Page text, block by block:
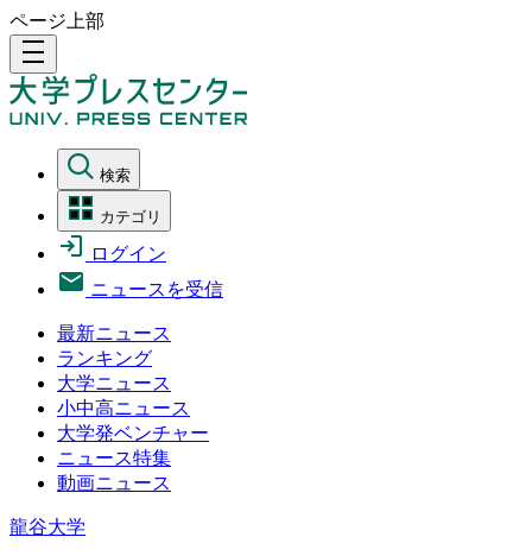
ページ上部
density_medium
検索
カテゴリ
ログイン
ニュースを受信
最新ニュース
ランキング
大学ニュース
小中高ニュース
大学発ベンチャー
ニュース特集
動画ニュース
龍谷大学